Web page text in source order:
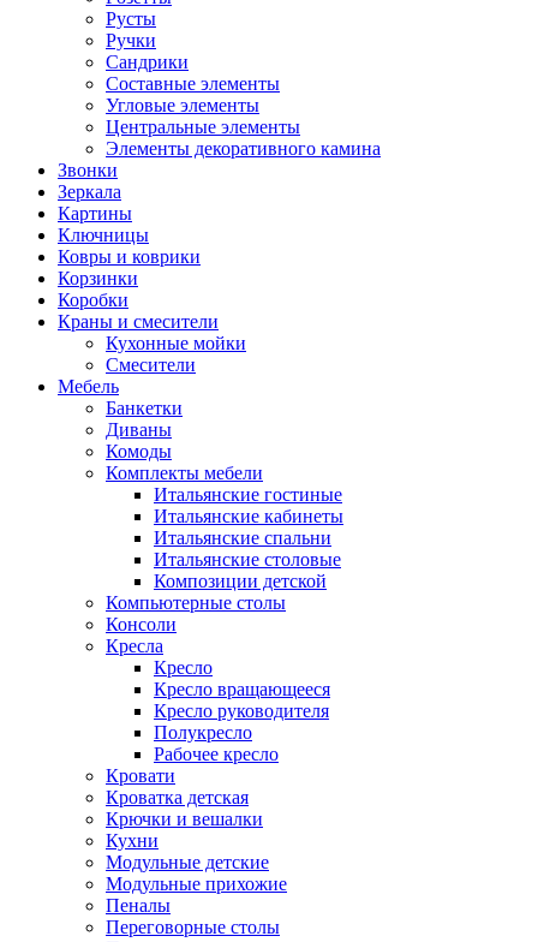
Русты
Ручки
Сандрики
Составные элементы
Угловые элементы
Центральные элементы
Элементы декоративного камина
Звонки
Зеркала
Картины
Ключницы
Ковры и коврики
Корзинки
Коробки
Краны и смесители
Кухонные мойки
Смесители
Мебель
Банкетки
Диваны
Комоды
Комплекты мебели
Итальянские гостиные
Итальянские кабинеты
Итальянские спальни
Итальянские столовые
Композиции детской
Компьютерные столы
Консоли
Кресла
Кресло
Кресло вращающееся
Кресло руководителя
Полукресло
Рабочее кресло
Кровати
Кроватка детская
Крючки и вешалки
Кухни
Модульные детские
Модульные прихожие
Пеналы
Переговорные столы